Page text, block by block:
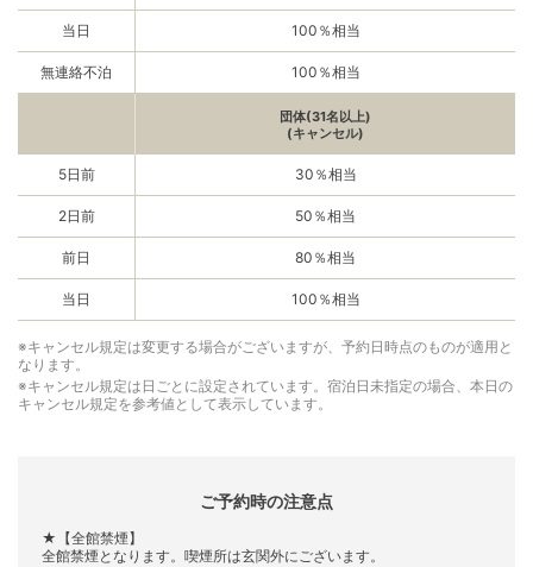
当日 100％相当
無連絡不泊 100％相当
団体(31名以上)
(キャンセル)
5日前 30％相当
2日前 50％相当
前日 80％相当
当日 100％相当
※キャンセル規定は変更する場合がございますが、予約日時点のものが適用と
なります。
※キャンセル規定は日ごとに設定されています。宿泊日未指定の場合、本日の
キャンセル規定を参考値として表示しています。
ご予約時の注意点
★【全館禁煙】
全館禁煙となります。喫煙所は玄関外にございます。